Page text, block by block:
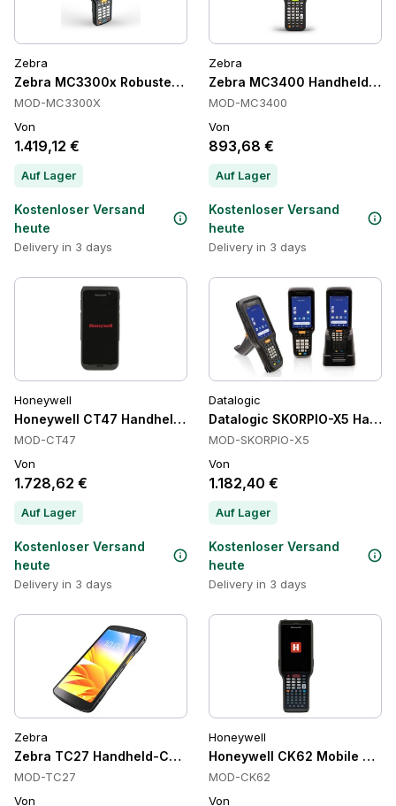
Zebra
Zebra MC3300x Robuster Mobiler Computer
MOD-MC3300X
Von
1.419,12 €
Auf Lager
Kostenloser Versand
heute
Delivery in 3 days
Zebra
Zebra MC3400 Handheld-
MOD-MC3400
Von
893,68 €
Auf Lager
Kostenloser Versand
heute
Delivery in 3 days
Honeywell
Honeywell CT47 Handheld-Computer, 5G, Wi-Fi 6E, IP65/
MOD-CT47
Von
1.728,62 €
Auf Lager
Kostenloser Versand
heute
Delivery in 3 days
Datalogic
Datalogic SKORPIO-X5
MOD-SKORPIO-X5
Von
1.182,40 €
Auf Lager
Kostenloser Versand
heute
Delivery in 3 days
Zebra
Zebra TC27 Handheld-Computer, 5G, 6 Zoll, NFC
MOD-TC27
Von
Honeywell
Honeywell CK62 Mobile
MOD-CK62
Von